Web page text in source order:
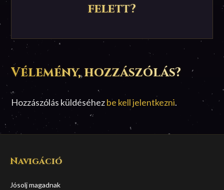
felett?
Vélemény, hozzászólás?
Hozzászólás küldéséhezbe kell jelentkezni.
Navigáció
Jósolj magadnak